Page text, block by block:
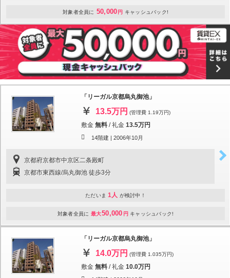
対象者全員に 50,000 円 キャッシュバック!
「リーガル京都烏丸御池」
13.5万円 (管理費 1.19万円)
敷金 無料 /礼金 13.5万円
14階建 | 2006年10月
京都府京都市中京区二条殿町
京都市東西線/烏丸御池 徒歩3分
ただいま 1人 が検討中！
対象者全員に 最大50,000 円 キャッシュバック!
「リーガル京都烏丸御池」
14.0万円 (管理費 1.035万円)
敷金 無料 /礼金 10.0万円